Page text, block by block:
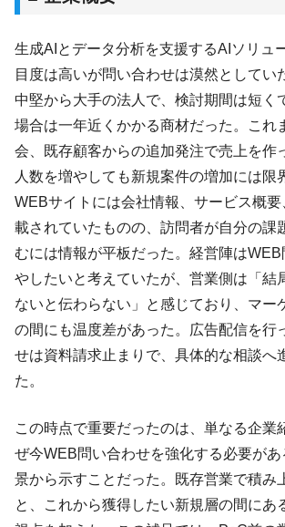
生成AIとデータ分析を支援するAIソリュ
目度は高いが問い合わせは漠然としてい
中堅から大手の法人で、検討期間は短く
場合は一年近くかかる商材だった。これ
会、既存顧客からの追加発注で売上を作
人数を増やしても新規案件の増加には限
WEBサイトには会社情報、サービス概
載されていたものの、訪問者が自分の課
むには情報が平板だった。経営陣は
やしたいと考えていたが、営業側は「結
ないと伝わらない」と感じており、マー
の間にも温度差があった。広告配信を行
せは資料請求止まりで、具体的な相談へ
た。
この時点で重要だったのは、単なる企業
ぜ今WEB問い合わせを強化する必要が
景から示すことだった。既存営業で積み
と、これから獲得したい新規層の間にあ